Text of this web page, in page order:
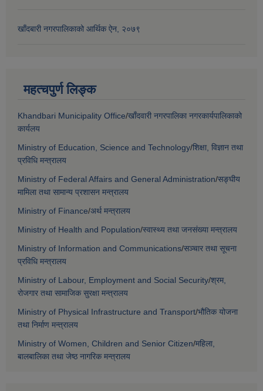
खाँदबारी नगरपालिकाको आर्थिक ऐन, २०७९
महत्चपुर्ण लिङ्क
Khandbari Municipality Office/खाँदवारी नगरपालिका नगरकार्यपालिकाको
कार्यलय
Ministry of Education, Science and Technology/शिक्षा, विज्ञान तथा
प्रविधि मन्त्रालय
Ministry of Federal Affairs and General Administration/सङ्घीय
मामिला तथा सामान्य प्रशासन मन्त्रालय
Ministry of Finance/अर्थ मन्त्रालय
Ministry of Health and Population/स्वास्थ्य तथा जनसंख्या मन्त्रालय
Ministry of Information and Communications/सञ्चार तथा सूचना
प्रविधि मन्त्रालय
Ministry of Labour, Employment and Social Security/श्रम,
रोजगार तथा सामाजिक सुरक्षा मन्त्रालय
Ministry of Physical Infrastructure and Transport/भौतिक योजना
तथा निर्माण मन्त्रालय
Ministry of Women, Children and Senior Citizen/महिला,
बालबालिका तथा जेष्ठ नागरिक मन्त्रालय